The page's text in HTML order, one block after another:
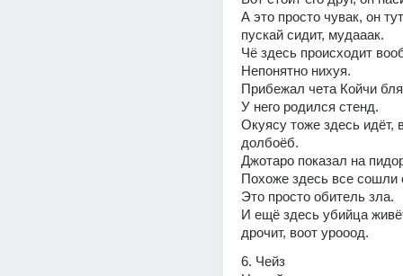
А это просто чувак, он
пускай сидит, мудааак.
Чё здесь происходит
Непонятно нихуя.
Прибежал чета Койчи
У него родился стенд.
Окуясу тоже здесь идёт,
долбоёб.
Джотаро показал на
Похоже здесь все сошли
Это просто обитель зла.
И ещё здесь убийца
дрочит, воот урооод.
6. Чейз